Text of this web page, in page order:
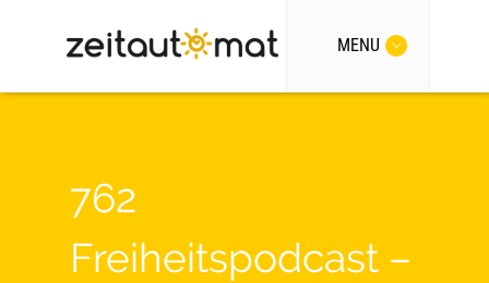
MENU
762
Freiheitspodcast –